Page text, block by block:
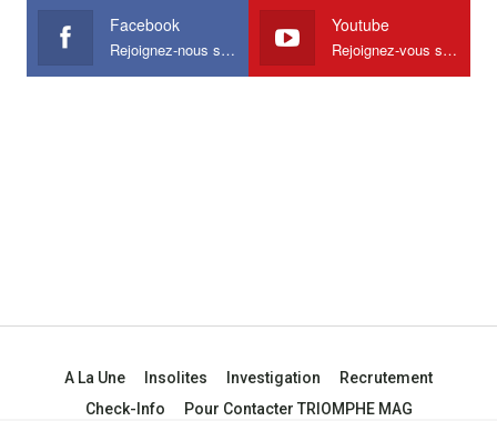
Facebook
Rejoignez-nous sur Facebook
Youtube
Rejoignez-vous sur Youtube
A La Une Insolites Investigation
Recrutement
Check-Info
Pour Contacter TRIOMPHE MAG